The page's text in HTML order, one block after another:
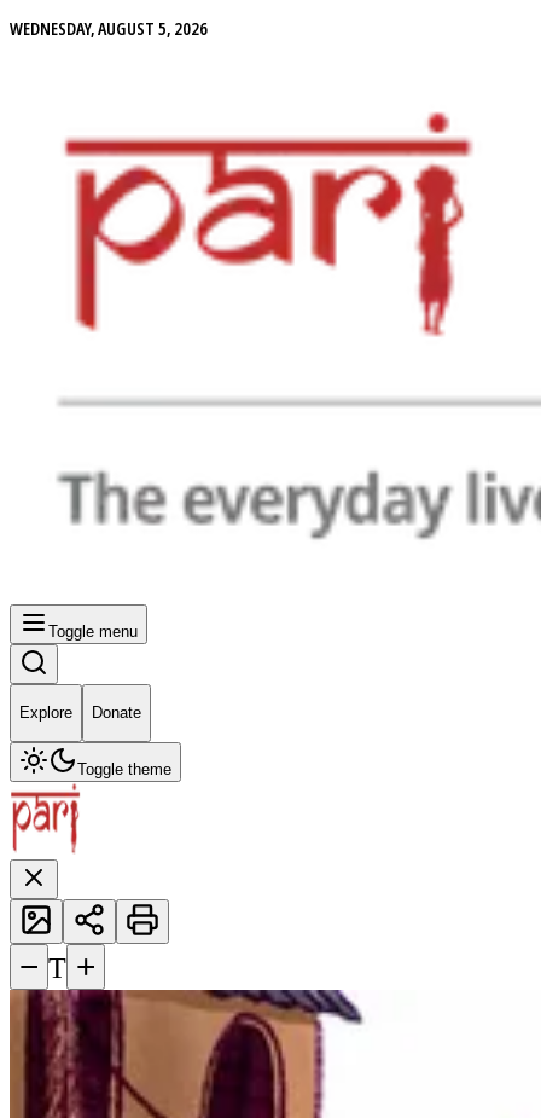
WEDNESDAY, AUGUST 5, 2026
Toggle menu
Explore Donate
Toggle theme
− T +